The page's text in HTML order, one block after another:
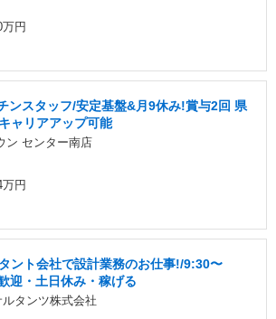
円
ンスタッフ/安定基盤&月9休み!賞与2回 県
ャリアアップ可能
ン センター南店
円
ント会社で設計業務のお仕事!/9:30〜
迎・土日休み・稼げる
タンツ株式会社